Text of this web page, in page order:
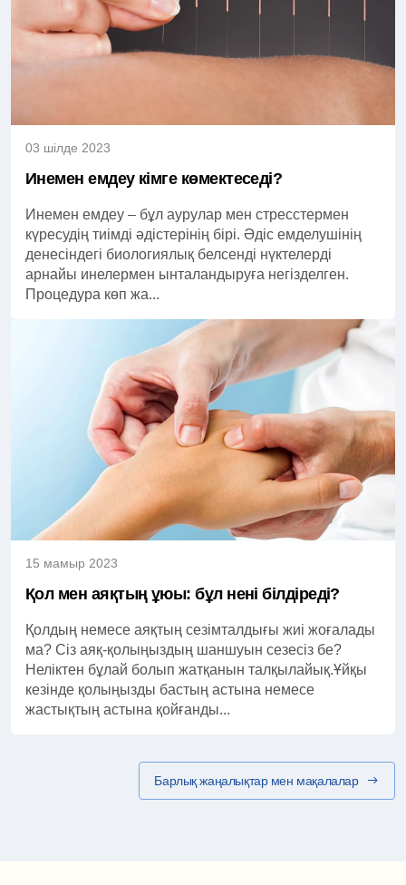
03 шілде 2023
Инемен емдеу кімге көмектеседі?
Инемен емдеу – бұл аурулар мен стресстермен
күресудің тиімді әдістерінің бірі. Әдіс емделушінің
денесіндегі биологиялық белсенді нүктелерді
арнайы инелермен ынталандыруға негізделген.
Процедура көп жа...
15 мамыр 2023
Қол мен аяқтың ұюы: бұл нені білдіреді?
Қолдың немесе аяқтың сезімталдығы жиі жоғалады
ма? Сіз аяқ-қолыңыздың шаншуын сезесіз бе?
Неліктен бұлай болып жатқанын талқылайық.Ұйқы
кезінде қолыңызды бастың астына немесе
жастықтың астына қойғанды...
Барлық жаңалықтар мен мақалалар